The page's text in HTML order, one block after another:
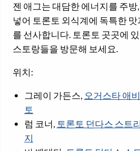
젠 애그는 대담한 에너지를 주방
넣어 토론토 외식계에 독특한
를 선사합니다. 토론토 곳곳에
스토랑들을 방문해 보세요.
위치:
그레이 가든스, 오거스타 애
토
럼 코너, 토론토 던다스 스트
지